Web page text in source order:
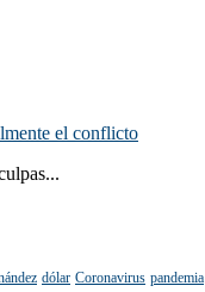
el conflicto
dólar Coronavirus pandemia